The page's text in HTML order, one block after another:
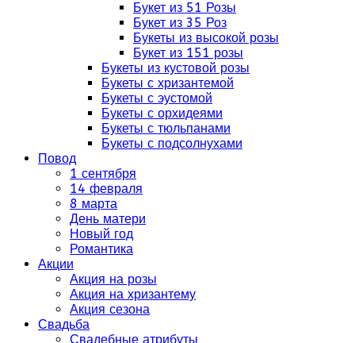
Букет из 51 Розы
Букет из 35 Роз
Букеты из высокой розы
Букет из 151 розы
Букеты из кустовой розы
Букеты с хризантемой
Букеты с эустомой
Букеты с орхидеями
Букеты с тюльпанами
Букеты с подсолнухами
Повод
1 сентября
14 февраля
8 марта
День матери
Новый год
Романтика
Акции
Акция на розы
Акция на хризантему
Акция сезона
Свадьба
Свадебные атрибуты